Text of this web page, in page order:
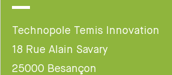
Technopole Temis Innovation
18 Rue Alain Savary
25000 Besançon